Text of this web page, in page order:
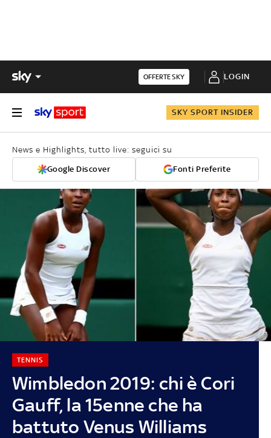
OFFERTE SKY LOGIN
SKY SPORT INSIDER
News e Highlights, tutto live: seguici su
Google Discover Fonti Preferite
Wimbledon 2019: chi è Cori
Gauff, la 15enne che ha
battuto Venus Williams
TENNIS